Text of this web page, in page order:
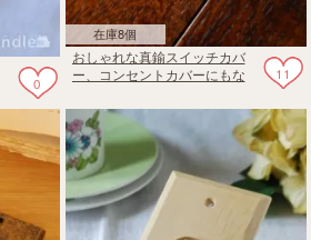
0
在庫8個
11
おしゃれな真鍮スイッチカバ
ー、コンセントカバーにもな
プ）